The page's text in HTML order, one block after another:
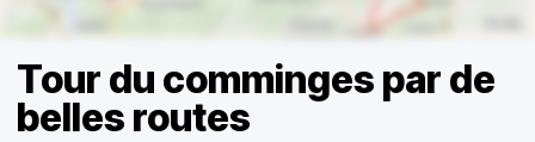
Tour du comminges par de
belles routes